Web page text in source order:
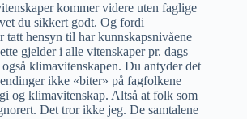
kommer videre uten faglige
du sikkert godt. Og fordi
tatt hensyn til har kunnskapsnivåene
gjelder i alle vitenskaper pr. dags
klimavitenskapen. Du antyder det
ikke «biter» på fagfolkene
og klimavitenskap. Altså at folk som
Det tror ikke jeg. De samtalene